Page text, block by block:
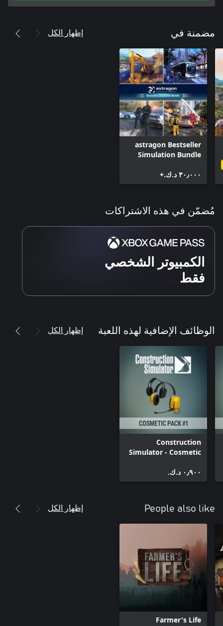
مضمنة في إظهار الكل
astragon Bestseller
Simulation Bundle
٣٠٫٠٠٠ د.ك.‏+
مُضمّن في هذه الاشتراكات
الكمبيوتر الشخصي
فقط
الوظائف الإضافية لهذه اللعبة إظهار الكل
Construction
Simulator - Cosmetic
٠٫٩٠٠ د.ك.‏
People also like إظهار الكل
Farmer's Life